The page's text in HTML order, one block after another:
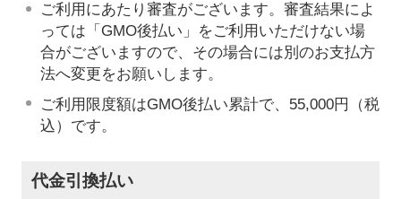
ご利用にあたり審査がございます。審査結果によ
っては「GMO後払い」をご利用いただけない場
合がございますので、その場合には別のお支払方
法へ変更をお願いします。
ご利用限度額はGMO後払い累計で、55,000円（税
込）です。
代金引換払い